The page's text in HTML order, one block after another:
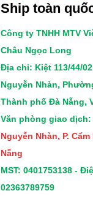
Ship toàn
Công ty TNHH MTV
Châu Ngọc Long
Địa chỉ: Kiệt 113/44/
Nguyễn Nhàn,
Thành phố Đà Nẵng,
Văn phòng giao dịch:
Nguyễn Nhàn, P.
Nẵng
MST: 0401753138 -
02363789759